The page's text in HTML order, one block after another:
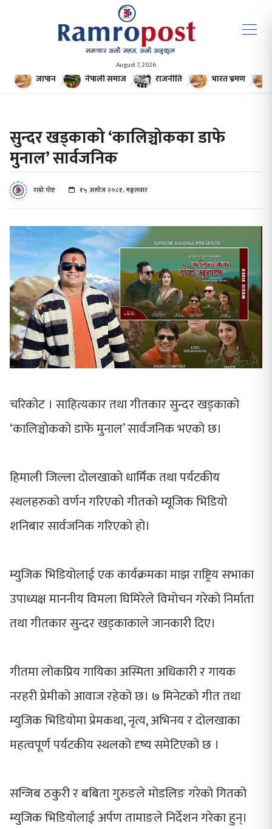
August 7, 2026
जापान नेपाली समाज राजनीति भारत भ्रमण
सुन्दर खड्काको ‘कालिञ्चोकका डाफे
मुनाल’ सार्वजनिक
राम्रो पोष्ट १५ असोज २०८१, मङ्गलवार
चरिकोट । साहित्यकार तथा गीतकार सुन्दर खड्काको
‘कालिञ्चोकको डाफे मुनाल’ सार्वजनिक भएको छ।
हिमाली जिल्ला दोलखाको धार्मिक तथा पर्यटकीय
स्थलहरुको वर्णन गरिएको गीतको म्यूजिक भिडियो
शनिबार सार्वजनिक गरिएको हो।
म्युजिक भिडियोलाई एक कार्यक्रमका माझ राष्ट्रिय सभाका
उपाध्यक्ष माननीय विमला घिमिरेले विमोचन गरेको निर्माता
तथा गीतकार सुन्दर खड्काकाले जानकारी दिए।
गीतमा लोकप्रिय गायिका अस्मिता अधिकारी र गायक
नरहरी प्रेमीको आवाज रहेको छ। ७ मिनेटको गीत तथा
म्युजिक भिडियोमा प्रेमकथा, नृत्य, अभिनय र दोलखाका
महत्वपूर्ण पर्यटकीय स्थलको दृष्य समेटिएको छ ।
सन्जिब ठकुरी र बबिता गुरुङले मोडलिङ गरेको गितको
म्युजिक भिडियोलाई अर्पण तामाङले निर्देशन गरेका हुन्।